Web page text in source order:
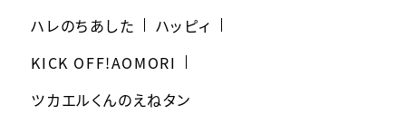
ハレのちあした
ハッピィ
KICK OFF!AOMORI
ツカエルくんのえねタン